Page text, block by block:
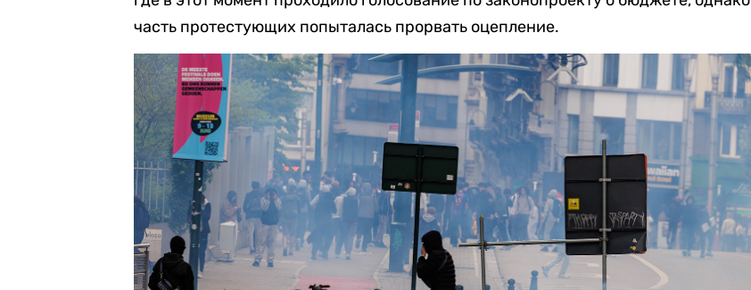
часть протестующих попыталась прорвать оцепление.